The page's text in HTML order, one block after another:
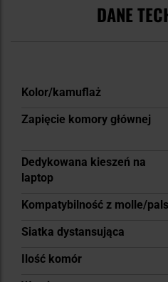
DANE
Więcej
Kolor/kamuflaż
Zapięcie komory głównej
Dedykowana kieszeń na
laptop
Kompatybilność z molle/pals
Siatka dystansująca
Ilość komór